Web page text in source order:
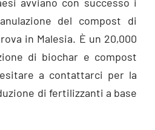
del compost di
in Malesia. È un 20,000
di biochar e compost
a contattarci per la
di fertilizzanti a base